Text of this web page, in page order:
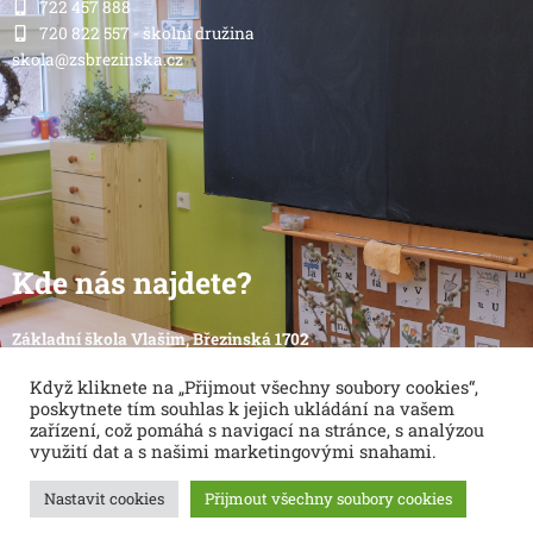
722 457 888
720 822 557 - školní družina
skola@zsbrezinska.cz
Kde nás najdete?
Základní škola Vlašim, Březinská 1702
258 01 Vlašim
Když kliknete na „Přijmout všechny soubory cookies“,
poskytnete tím souhlas k jejich ukládání na vašem
zařízení, což pomáhá s navigací na stránce, s analýzou
využití dat a s našimi marketingovými snahami.
Nastavit cookies Přijmout všechny soubory cookies